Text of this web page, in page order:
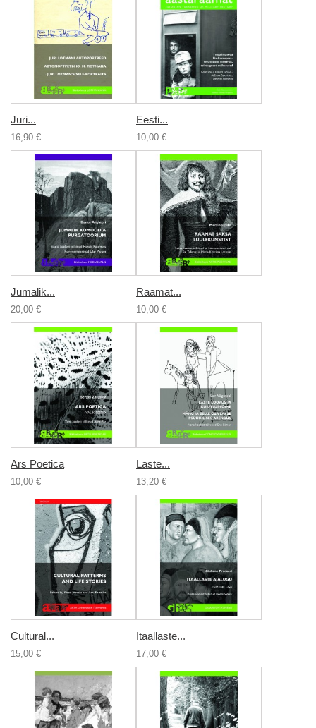
Juri...
16,90 €
Eesti...
10,00 €
Jumalik...
20,00 €
Raamat...
10,00 €
Ars Poetica
10,00 €
Laste...
13,20 €
Cultural...
15,00 €
Itaallaste...
17,00 €